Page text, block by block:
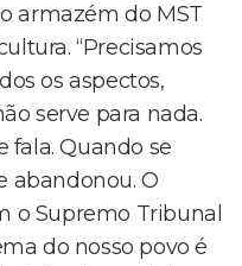
armazém do MST
“Precisamos
os aspectos,
serve para nada.
fala. Quando se
abandonou. O
o Supremo Tribunal
do nosso povo é